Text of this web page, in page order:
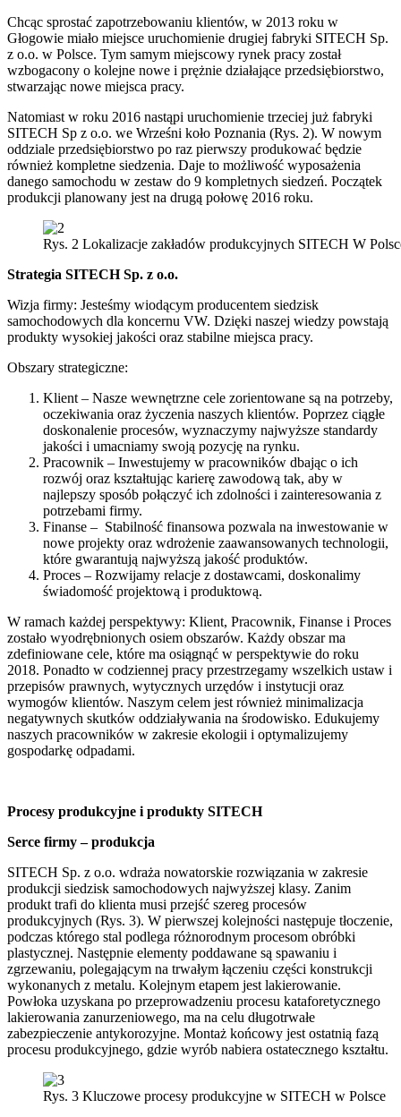
Chcąc sprostać zapotrzebowaniu klientów, w 2013 roku w
Głogowie miało miejsce uruchomienie drugiej fabryki SITECH Sp.
z o.o. w Polsce. Tym samym miejscowy rynek pracy został
wzbogacony o kolejne nowe i prężnie działające przedsiębiorstwo,
stwarzając nowe miejsca pracy.
Natomiast w roku 2016 nastąpi uruchomienie trzeciej już fabryki
SITECH Sp z o.o. we Wrześni koło Poznania (Rys. 2). W nowym
oddziale przedsiębiorstwo po raz pierwszy produkować będzie
również kompletne siedzenia. Daje to możliwość wyposażenia
danego samochodu w zestaw do 9 kompletnych siedzeń. Początek
produkcji planowany jest na drugą połowę 2016 roku.
Rys. 2 Lokalizacje zakładów produkcyjnych SITECH W
Strategia SITECH Sp. z o.o.
Wizja firmy: Jesteśmy wiodącym producentem siedzisk
samochodowych dla koncernu VW. Dzięki naszej wiedzy powstają
produkty wysokiej jakości oraz stabilne miejsca pracy.
Obszary strategiczne:
Klient – Nasze wewnętrzne cele zorientowane są na potrzeby,
oczekiwania oraz życzenia naszych klientów. Poprzez ciągłe
doskonalenie procesów, wyznaczymy najwyższe standardy
jakości i umacniamy swoją pozycję na rynku.
Pracownik – Inwestujemy w pracowników dbając o ich
rozwój oraz kształtując karierę zawodową tak, aby w
najlepszy sposób połączyć ich zdolności i zainteresowania z
potrzebami firmy.
Finanse – Stabilność finansowa pozwala na inwestowanie w
nowe projekty oraz wdrożenie zaawansowanych technologii,
które gwarantują najwyższą jakość produktów.
Proces – Rozwijamy relacje z dostawcami, doskonalimy
świadomość projektową i produktową.
W ramach każdej perspektywy: Klient, Pracownik, Finanse i Proces
zostało wyodrębnionych osiem obszarów. Każdy obszar ma
zdefiniowane cele, które ma osiągnąć w perspektywie do roku
2018. Ponadto w codziennej pracy przestrzegamy wszelkich ustaw i
przepisów prawnych, wytycznych urzędów i instytucji oraz
wymogów klientów. Naszym celem jest również minimalizacja
negatywnych skutków oddziaływania na środowisko. Edukujemy
naszych pracowników w zakresie ekologii i optymalizujemy
gospodarkę odpadami.
Procesy produkcyjne i produkty SITECH
Serce firmy – produkcja
SITECH Sp. z o.o. wdraża nowatorskie rozwiązania w zakresie
produkcji siedzisk samochodowych najwyższej klasy. Zanim
produkt trafi do klienta musi przejść szereg procesów
produkcyjnych (Rys. 3). W pierwszej kolejności następuje tłoczenie,
podczas którego stal podlega różnorodnym procesom obróbki
plastycznej. Następnie elementy poddawane są spawaniu i
zgrzewaniu, polegającym na trwałym łączeniu części konstrukcji
wykonanych z metalu. Kolejnym etapem jest lakierowanie.
Powłoka uzyskana po przeprowadzeniu procesu kataforetycznego
lakierowania zanurzeniowego, ma na celu długotrwałe
zabezpieczenie antykorozyjne. Montaż końcowy jest ostatnią fazą
procesu produkcyjnego, gdzie wyrób nabiera ostatecznego kształtu.
Rys. 3 Kluczowe procesy produkcyjne w SITECH w Polsce